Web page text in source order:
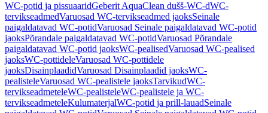
WC-potid ja pissuaaridGeberit AquaClean dušš-WC-dWC-
tervikseadmedVaruosad WC-tervikseadmed jaoksSeinale
paigaldatavad WC-potidVaruosad Seinale paigaldatavad WC-potid
jaoksPõrandale paigaldatavad WC-potidVaruosad Põrandale
paigaldatavad WC-potid jaoksWC-pealisedVaruosad WC-pealised
jaoksWC-pottideleVaruosad WC-pottidele
jaoksDisainplaadidVaruosad Disainplaadid jaoksWC-
pealisteleVaruosad WC-pealistele jaoksTarvikudWC-
tervikseadmeteleWC-pealisteleWC-pealistele ja WC-
tervikseadmeteleKulumaterjalWC-potid ja prill-lauadSeinale